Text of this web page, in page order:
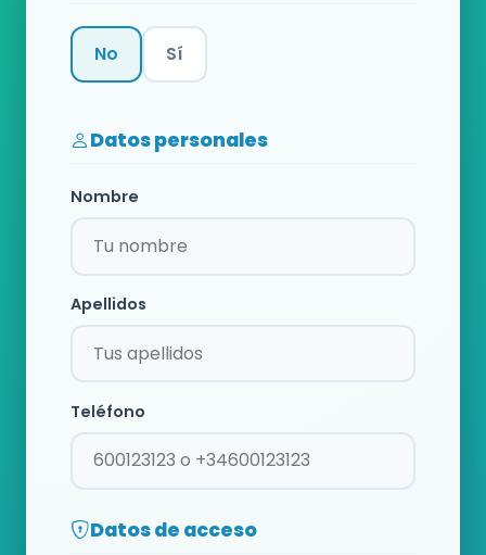
No Sí
Datos personales
Nombre
Apellidos
Teléfono
Datos de acceso